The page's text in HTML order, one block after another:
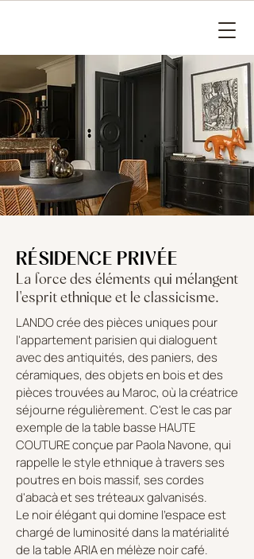
RÉSIDENCE PRIVÉE
La force des éléments qui mélangent
l'esprit ethnique et le classicisme.
LANDO crée des pièces uniques pour
l'appartement parisien qui dialoguent
avec des antiquités, des paniers, des
céramiques, des objets en bois et des
pièces trouvées au Maroc, où la créatrice
séjourne régulièrement. C'est le cas par
exemple de la table basse HAUTE
COUTURE conçue par Paola Navone, qui
rappelle le style ethnique à travers ses
poutres en bois massif, ses cordes
d'abacà et ses tréteaux galvanisés.
Le noir élégant qui domine l'espace est
chargé de luminosité dans la matérialité
de la table ARIA en mélèze noir café.